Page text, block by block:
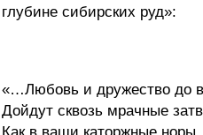
глубине сибирских руд»:
«…Любовь и дружество до
Дойдут сквозь мрачные
Как в ваши каторжные норы